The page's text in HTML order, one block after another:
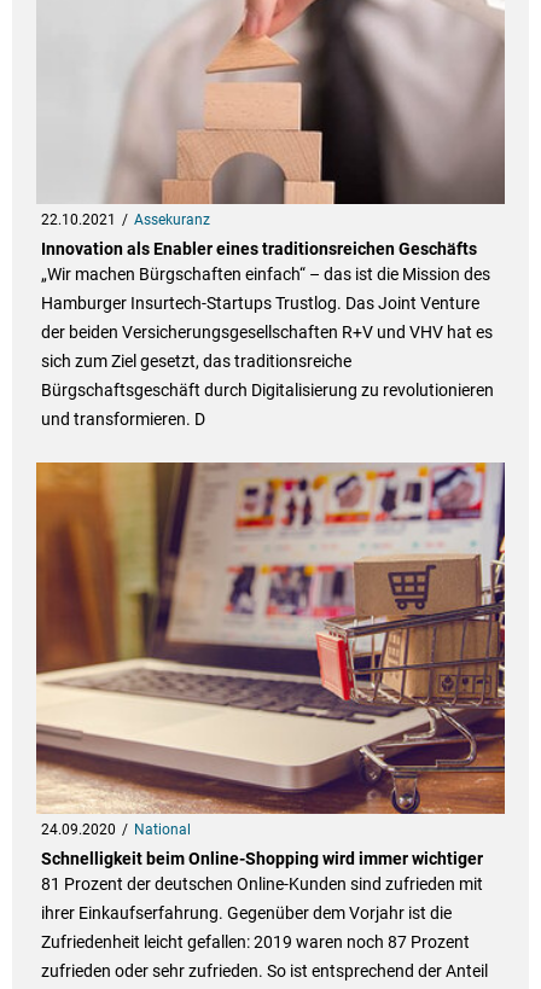
22.10.2021 Assekuranz
Innovation als Enabler eines traditionsreichen Geschäfts
„Wir machen Bürgschaften einfach“ – das ist die Mission des
Hamburger Insurtech-Startups Trustlog. Das Joint Venture
der beiden Versicherungsgesellschaften R+V und VHV hat es
sich zum Ziel gesetzt, das traditionsreiche
Bürgschaftsgeschäft durch Digitalisierung zu revolutionieren
und transformieren. D
24.09.2020 National
Schnelligkeit beim Online-Shopping wird immer wichtiger
81 Prozent der deutschen Online-Kunden sind zufrieden mit
ihrer Einkaufserfahrung. Gegenüber dem Vorjahr ist die
Zufriedenheit leicht gefallen: 2019 waren noch 87 Prozent
zufrieden oder sehr zufrieden. So ist entsprechend der Anteil